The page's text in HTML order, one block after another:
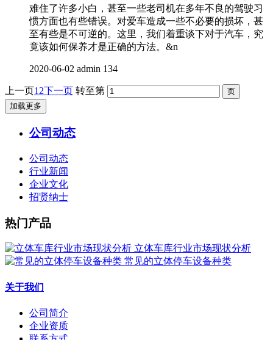
难住了许多小白，甚至一些老司机在多年不良的驾驶习
惯方面也有些错误。对爱车造成一些不必要的损坏，甚
至有些是不可逆的。这里，我们着重谈下对于汽车，究
竟该如何保养才是正确的方法。&n
2020-06-02 admin 134
上一页12下一页 转至第
加载更多
公司动态
公司动态
行业新闻
企业文化
招贤纳士
热门产品
立体车库行业市场现状分析
常见的立体停车设备种类
关于我们
公司简介
企业资质